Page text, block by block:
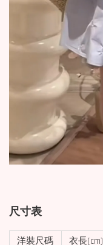
尺寸表
洋裝尺碼 衣長(cm)